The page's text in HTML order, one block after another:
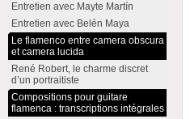
Entretien avec Mayte Martín
Entretien avec Belén Maya
Le flamenco entre camera obscura
et camera lucida
René Robert, le charme discret
d’un portraitiste
Compositions pour guitare
flamenca : transcriptions intégrales